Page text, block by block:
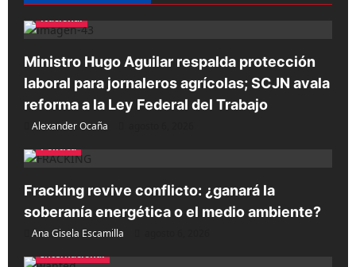
Nacional
Ministro Hugo Aguilar respalda protección
laboral para jornaleros agrícolas; SCJN avala
reforma a la Ley Federal del Trabajo
Alexander Ocaña
Política
Fracking revive conflicto: ¿ganará la
soberanía energética o el medio ambiente?
Ana Gisela Escamilla
Internacional